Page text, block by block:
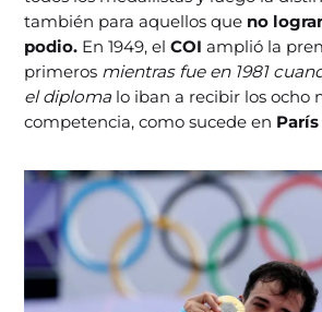
también para aquellos que no
podio. En 1949, elCOIamplió la
primeros mientras fue en 1981
el diploma lo iban a recibir los ocho
competencia, como sucede en